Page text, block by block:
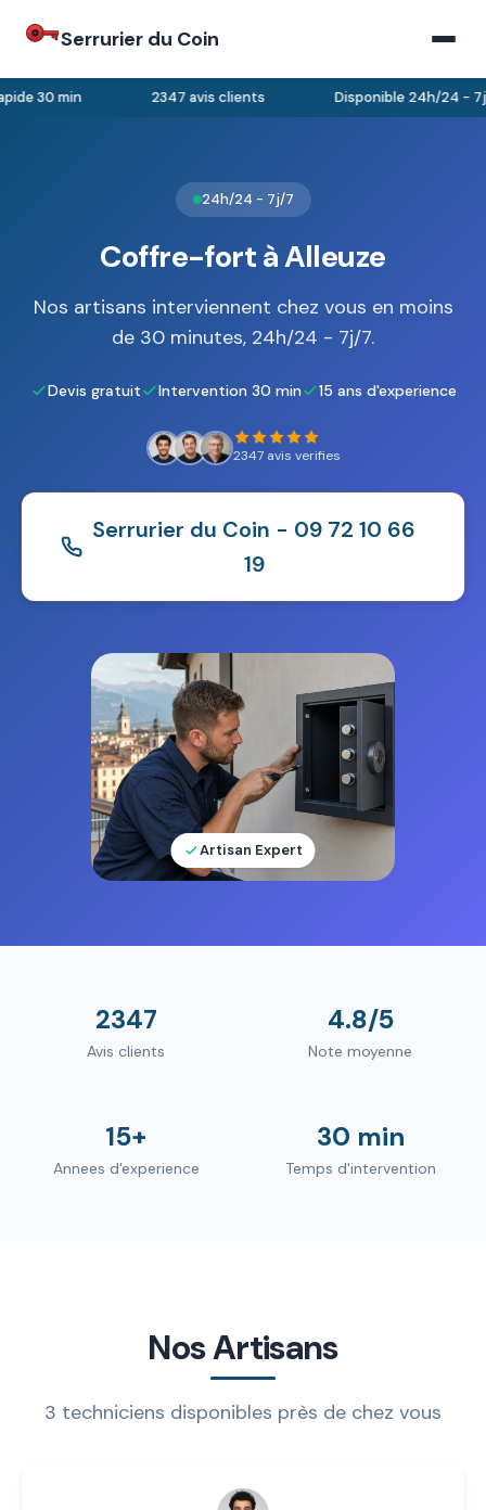
Serrurier du Coin
30 min 2347 avis clients Disponible 24h/24 - 7j/
24h/24 - 7j/7
Coffre-fort à Alleuze
Nos artisans interviennent chez vous en moins
de 30 minutes, 24h/24 - 7j/7.
Devis gratuit Intervention 30 min 15 ans d'experience
2347 avis verifies
Serrurier du Coin - 09 72 10 66
19
Artisan Expert
2347
Avis clients
4.8/5
Note moyenne
15+
Annees d'experience
30 min
Temps d'intervention
Nos Artisans
3 techniciens disponibles près de chez vous